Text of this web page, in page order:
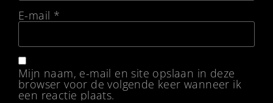
E-mail *
Mijn naam, e-mail en site opslaan in deze
browser voor de volgende keer wanneer ik
een reactie plaats.